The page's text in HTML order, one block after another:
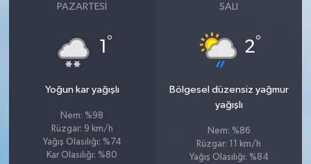
PAZARTESI
1 °
Yoğun kar yağışlı
Nem: %98
Rüzgar: 9 km/h
Yağış Olasılığı: %74
Kar Olasılığı: %80
SALI
2°
Bölgesel düzensiz yağmur
yağışlı
Nem: %86
Rüzgar: 11 km/h
Yağış Olasılığı: %84